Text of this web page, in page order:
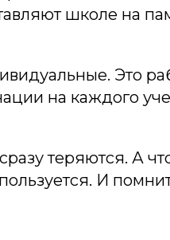
школе на
Это
на каждого
теряются. А
И